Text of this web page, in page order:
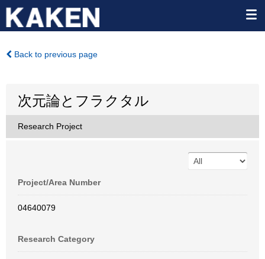
Back to previous page
次元論とフラクタル
Research Project
Project/Area Number
04640079
Research Category